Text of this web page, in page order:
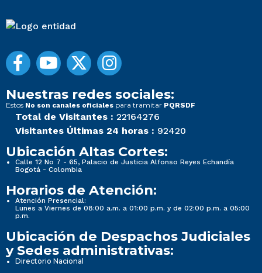
Nuestras redes sociales:
Estos No son canales oficiales para tramitar PQRSDF
Total de Visitantes : 22164276
Visitantes Últimas 24 horas : 92420
Ubicación Altas Cortes:
Calle 12 No 7 - 65, Palacio de Justicia Alfonso Reyes Echandía
Bogotá - Colombia
Horarios de Atención:
Atención Presencial:
Lunes a Viernes de 08:00 a.m. a 01:00 p.m. y de 02:00 p.m. a 05:00
p.m.
Ubicación de Despachos Judiciales
y Sedes administrativas:
Directorio Nacional